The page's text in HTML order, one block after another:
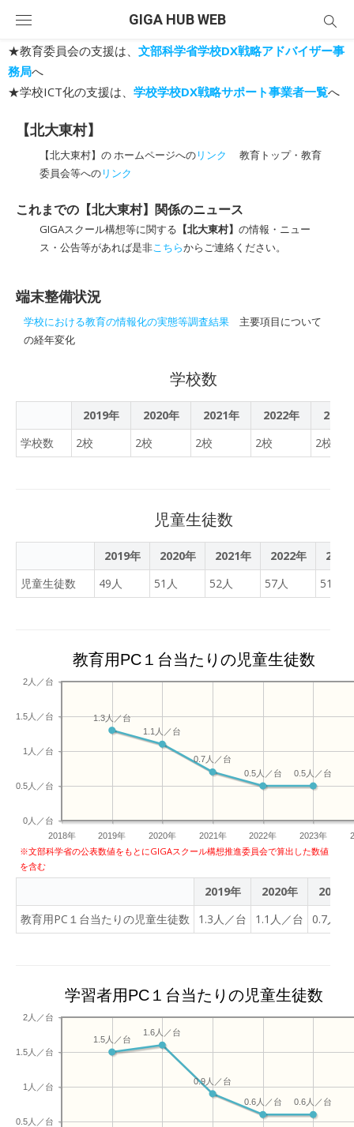
content
GIGA HUB WEB
★教育委員会の支援は、 文部科学省学校DX戦略アドバイザー事
務局へ
★学校ICT化の支援は、 学校学校DX戦略サポート事業者一覧へ
【北大東村】
【北大東村】の ホームページへのリンク
教育トップ・教育
委員会等へのリンク
これまでの【北大東村】関係のニュース
GIGAスクール構想等に関する 【北大東村】 の情報・ニュー
ス・公告等があれば是非こちらからご連絡ください。
端末整備状況
学校における教育の情報化の実態等調査結果 主要項目について
の経年変化
学校数
2019年 2020年 2021年 2022年
2023
学校数
2校 2校 2校 2校 2校
児童生徒数
2019年 2020年 2021年 2022年
2023
児童生徒数
49人 51人 52人 57人 51人
教育用PC１台当たりの児童生徒数
2018年 2019年 2020年 2021年 2022年 2023年
0人／台
0.5人／台
1人／台
1.5人／台
2人／台
0.5人／台
0.5人／台
0.7人／台
1.1人／台
1.3人／台
※文部科学省の公表数値をもとにGIGAスクール構想推進委員会で算出した数値
を含む
2019年 2020年
2021年
教育用PC１台当たりの児童生徒数
1.3人／台 1.1人／台 0.7人／
学習者用PC１台当たりの児童生徒数
0.5人／台
1人／台
1.5人／台
2人／台
0.6人／台
0.6人／台
0.9人／台
1.6人／台
1.5人／台